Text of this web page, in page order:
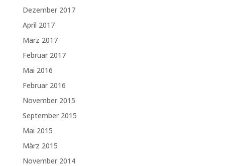
Dezember 2017
April 2017
März 2017
Februar 2017
Mai 2016
Februar 2016
November 2015
September 2015
Mai 2015
März 2015
November 2014